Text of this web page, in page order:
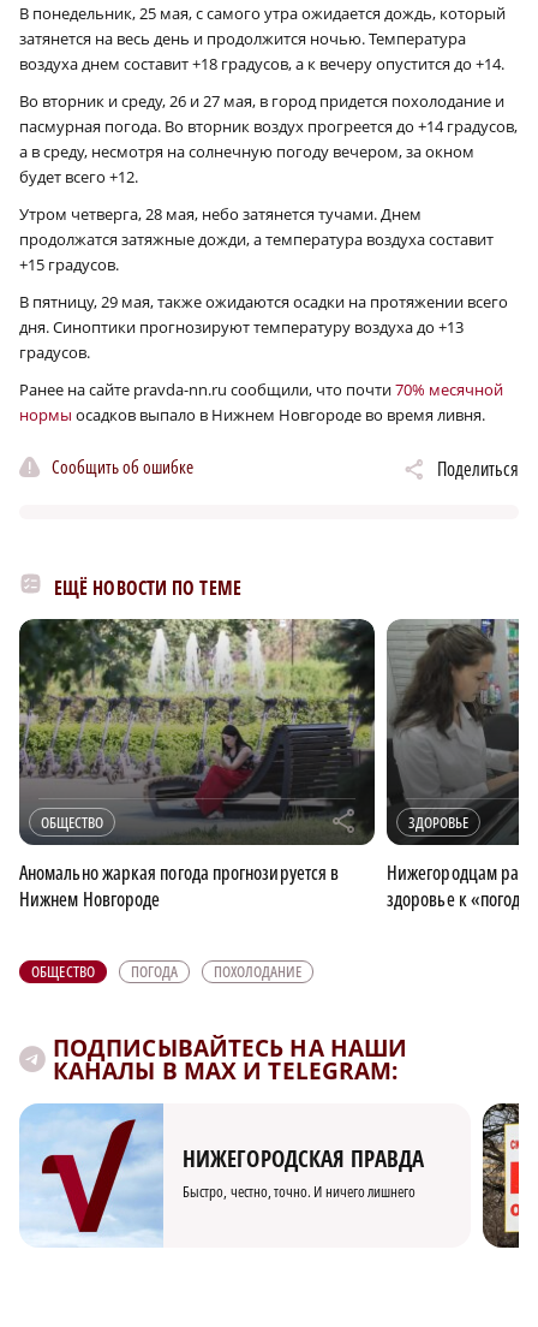
В понедельник, 25 мая, с самого утра ожидается дождь, который
затянется на весь день и продолжится ночью. Температура
воздуха днем составит +18 градусов, а к вечеру опустится до +14.
Во вторник и среду, 26 и 27 мая, в город придется похолодание и
пасмурная погода. Во вторник воздух прогреется до +14 градусов,
а в среду, несмотря на солнечную погоду вечером, за окном
будет всего +12.
Утром четверга, 28 мая, небо затянется тучами. Днем
продолжатся затяжные дожди, а температура воздуха составит
+15 градусов.
В пятницу, 29 мая, также ожидаются осадки на протяжении всего
дня. Синоптики прогнозируют температуру воздуха до +13
градусов.
Ранее на сайте pravda-nn.ru сообщили, что почти70% месячной
нормы осадков выпало в Нижнем Новгороде во время ливня.
Сообщить об ошибке Поделиться
ЕЩЁ НОВОСТИ ПО ТЕМЕ
ОБЩЕСТВО r
Аномально жаркая погода прогнозируется в
Нижнем Новгороде
ЗДОРОВЬЕ
Нижегородцам
здоровье к
ОБЩЕСТВО ПОГОДА ПОХОЛОДАНИЕ
ПОДПИСЫВАЙТЕСЬ НА НАШИ
КАНАЛЫ В MAX И TELEGRAM:
НИЖЕГОРОДСКАЯ ПРАВДА
Быстро, честно, точно. И ничего лишнего